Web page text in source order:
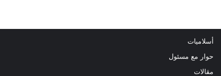
أسلاميات
حوار مع مسئول
مقالات